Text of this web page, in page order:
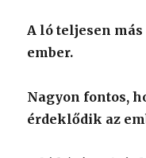
A ló teljesen
ember.
Nagyon fontos,
érdeklődik az